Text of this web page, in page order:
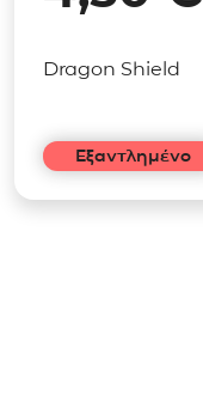
Dragon Shield
Εξαντλημένο